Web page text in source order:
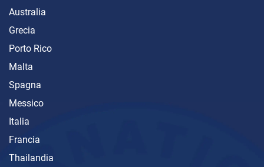
Australia
Grecia
Porto Rico
Malta
Spagna
Messico
Italia
Francia
Thailandia